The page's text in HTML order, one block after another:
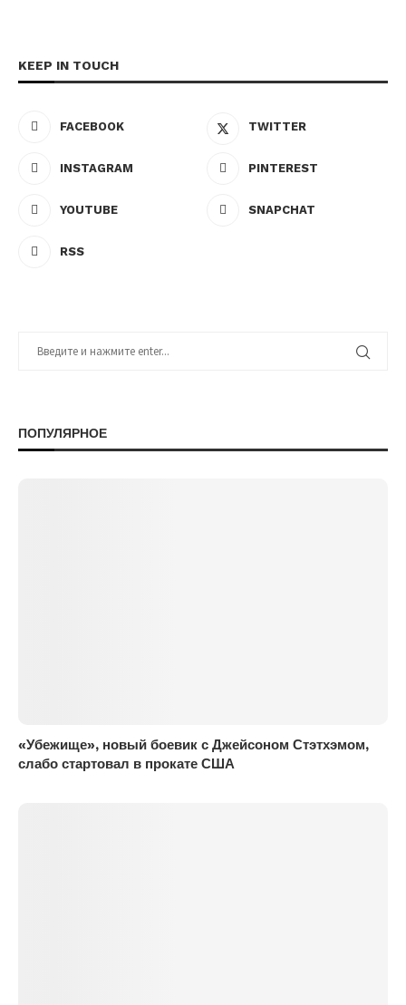
KEEP IN TOUCH
FACEBOOK TWITTER
INSTAGRAM PINTEREST
YOUTUBE SNAPCHAT
RSS
ПОПУЛЯРНОЕ
«Убежище», новый боевик с Джейсоном Стэтхэмом,
слабо стартовал в прокате США